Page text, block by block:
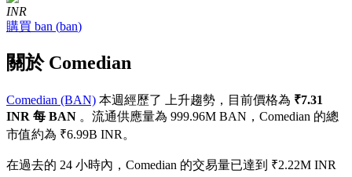
幣本位永續
以數字貨幣為保證金的永續合約
INR
購買 ban (ban)
關於 Comedian
Comedian (BAN) 本週經歷了 上升趨勢，目前價格為 ₹7.31
INR 每 BAN 。流通供應量為 999.96M BAN，Comedian 的總
市值約為 ₹6.99B INR。
在過去的 24 小時內，Comedian 的交易量已達到 ₹2.22M INR